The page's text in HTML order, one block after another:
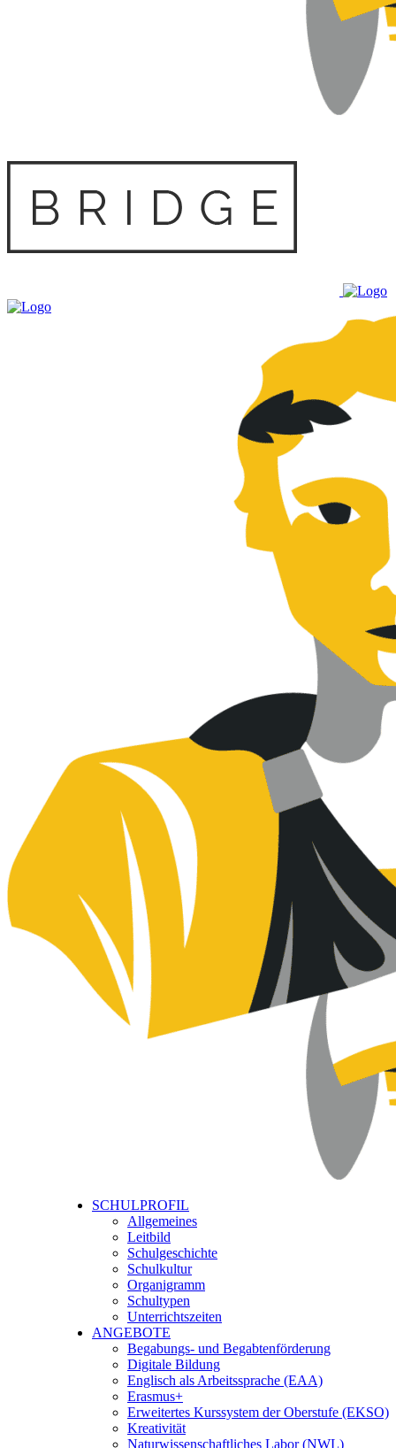
SCHULPROFIL
Allgemeines
Leitbild
Schulgeschichte
Schulkultur
Organigramm
Schultypen
Unterrichtszeiten
ANGEBOTE
Begabungs- und Begabtenförderung
Digitale Bildung
Englisch als Arbeitssprache (EAA)
Erasmus+
Erweitertes Kurssystem der Oberstufe (EKSO)
Kreativität
Naturwissenschaftliches Labor (NWL)